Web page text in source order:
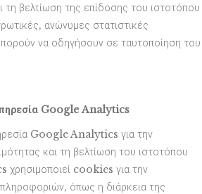
τη βελτίωση της επίδοσης του ιστοτόπου
ανώνυμες στατιστικές
να οδηγήσουν σε ταυτοποίηση του
Google Analytics
Google Analytics για την
και τη βελτίωση του ιστοτόπου
cookies για την
όπως η διάρκεια της